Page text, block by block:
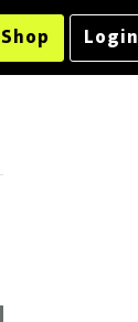
Shop Login